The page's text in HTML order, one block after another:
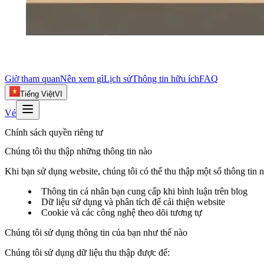
Giờ tham quanNên xem gìLịch sửThông tin hữu íchFAQ
Tiếng ViệtVI
Vé
Chính sách quyền riêng tư
Chúng tôi thu thập những thông tin nào
Khi bạn sử dụng website, chúng tôi có thể thu thập một số thông tin
Thông tin cá nhân bạn cung cấp khi bình luận trên blog
Dữ liệu sử dụng và phân tích để cải thiện website
Cookie và các công nghệ theo dõi tương tự
Chúng tôi sử dụng thông tin của bạn như thế nào
Chúng tôi sử dụng dữ liệu thu thập được để: